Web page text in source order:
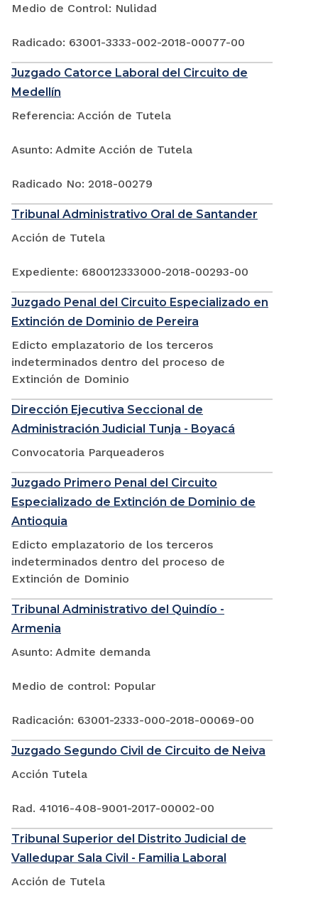
Medio de Control: Nulidad
Radicado: 63001-3333-002-2018-00077-00
Juzgado Catorce Laboral del Circuito de
Medellín
Referencia: Acción de Tutela
Asunto: Admite Acción de Tutela
Radicado No: 2018-00279
Tribunal Administrativo Oral de Santander
Acción de Tutela
Expediente: 680012333000-2018-00293-00
Juzgado Penal del Circuito Especializado en
Extinción de Dominio de Pereira
Edicto emplazatorio de los terceros
indeterminados dentro del proceso de
Extinción de Dominio
Dirección Ejecutiva Seccional de
Administración Judicial Tunja - Boyacá
Convocatoria Parqueaderos
Juzgado Primero Penal del Circuito
Especializado de Extinción de Dominio de
Antioquia
Edicto emplazatorio de los terceros
indeterminados dentro del proceso de
Extinción de Dominio
Tribunal Administrativo del Quindío -
Armenia
Asunto: Admite demanda
Medio de control: Popular
Radicación: 63001-2333-000-2018-00069-00
Juzgado Segundo Civil de Circuito de Neiva
Acción Tutela
Rad. 41016-408-9001-2017-00002-00
Tribunal Superior del Distrito Judicial de
Valledupar Sala Civil - Familia Laboral
Acción de Tutela